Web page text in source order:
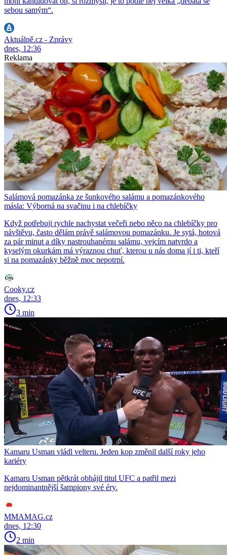
sebou samým“.
Aktuálně.cz - Zprávy
dnes, 12:36
Reklama
Salámová pomazánka ze šunkového salámu a pomazánkového
másla: Výborná na svačinu i na chlebíčky
Když potřebuji rychle nachystat večeři nebo něco na chlebíčky pro
návštěvu, často dělám právě salámovou pomazánku. Je sytá, hotová
za pár minut a díky nastrouhanému salámu, vejcím natvrdo a
kyselým okurkám má výraznou chuť, kterou u nás doma jí i ti, kteří
si na pomazánky běžně moc nepotrpí.
Cooky.cz
dnes, 12:33
3 min
Kamaru Usman vládl velteru. Jeden kop změnil další roky jeho
kariéry
Kamaru Usman pětkrát obhájil titul UFC a patřil mezi
nejdominantnější šampiony své éry.
MMAMAG.cz
dnes, 12:30
2 min